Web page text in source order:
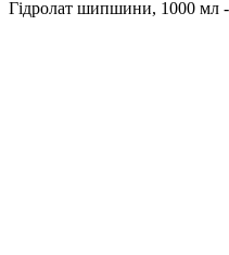
Гідролат шипшини, 1000 мл